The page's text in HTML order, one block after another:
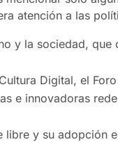
atención a las
y la sociedad, que
Digital, el
e innovadoras
y su adopción